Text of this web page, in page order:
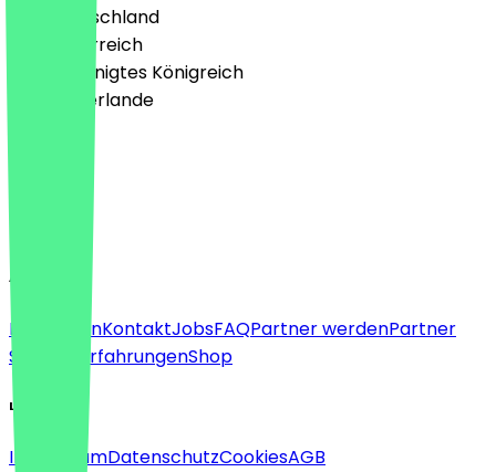
🇩🇪 Deutschland
🇦🇹 Österreich
🇬🇧 Vereinigtes Königreich
🇳🇱 Niederlande
English
About
Für FirmenKontaktJobsFAQPartner werdenPartner
Support
ErfahrungenShop
Legal
ImpressumDatenschutzCookiesAGB